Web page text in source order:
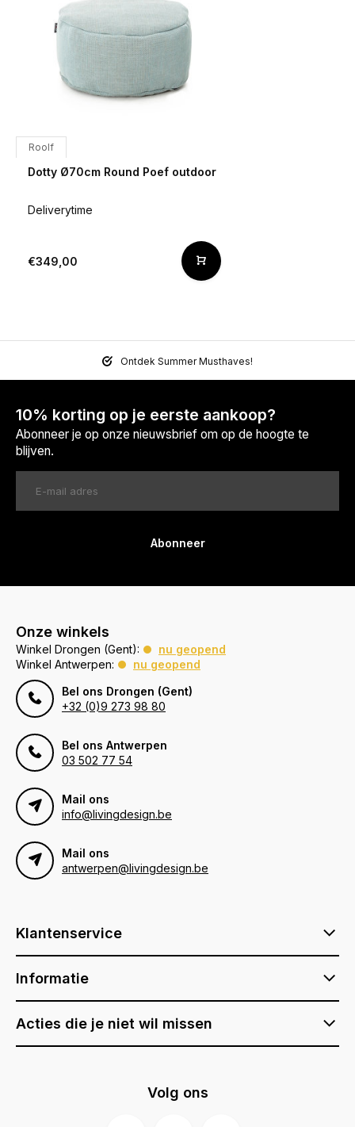
Roolf
Dotty Ø70cm Round Poef outdoor
Deliverytime
€349,00
Ontdek Summer Musthaves!
10% korting op je eerste aankoop?
Abonneer je op onze nieuwsbrief om op de hoogte te
blijven.
Abonneer
Onze winkels
Winkel Drongen (Gent):
nu geopend
Winkel Antwerpen:
nu geopend
Bel ons Drongen (Gent)
+32 (0)9 273 98 80
Bel ons Antwerpen
03 502 77 54
Mail ons
info@livingdesign.be
Mail ons
antwerpen@livingdesign.be
Klantenservice
Informatie
Acties die je niet wil missen
Volg ons